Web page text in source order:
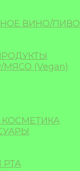
ВИНО/ПИВО
(Vegan)
КОСМЕТИКА